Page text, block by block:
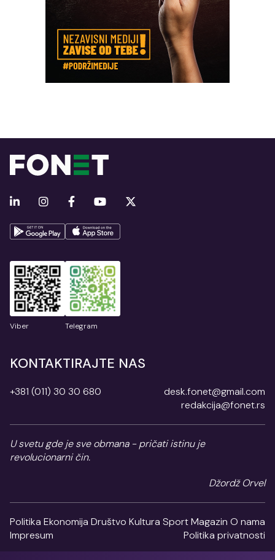
Viber Telegram
KONTAKTIRAJTE NAS
+381 (011) 30 30 680
desk.fonet@gmail.com
redakcija@fonet.rs
U svetu gde je sve obmana - pričati istinu je
revolucionarni čin.
Džordž Orvel
Politika Ekonomija Društvo Kultura SportMagazin O nama
Impresum
Politika privatnosti